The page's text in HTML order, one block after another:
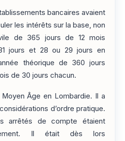
bancaires avaient
les intérêts sur la base, non
de 365 jours de 12 mois
jours et 28 ou 29 jours en
théorique de 360 jours
de 30 jours chacun.
Âge en Lombardie. Il a
d’ordre pratique.
arrêtés de compte étaient
Il était dès lors